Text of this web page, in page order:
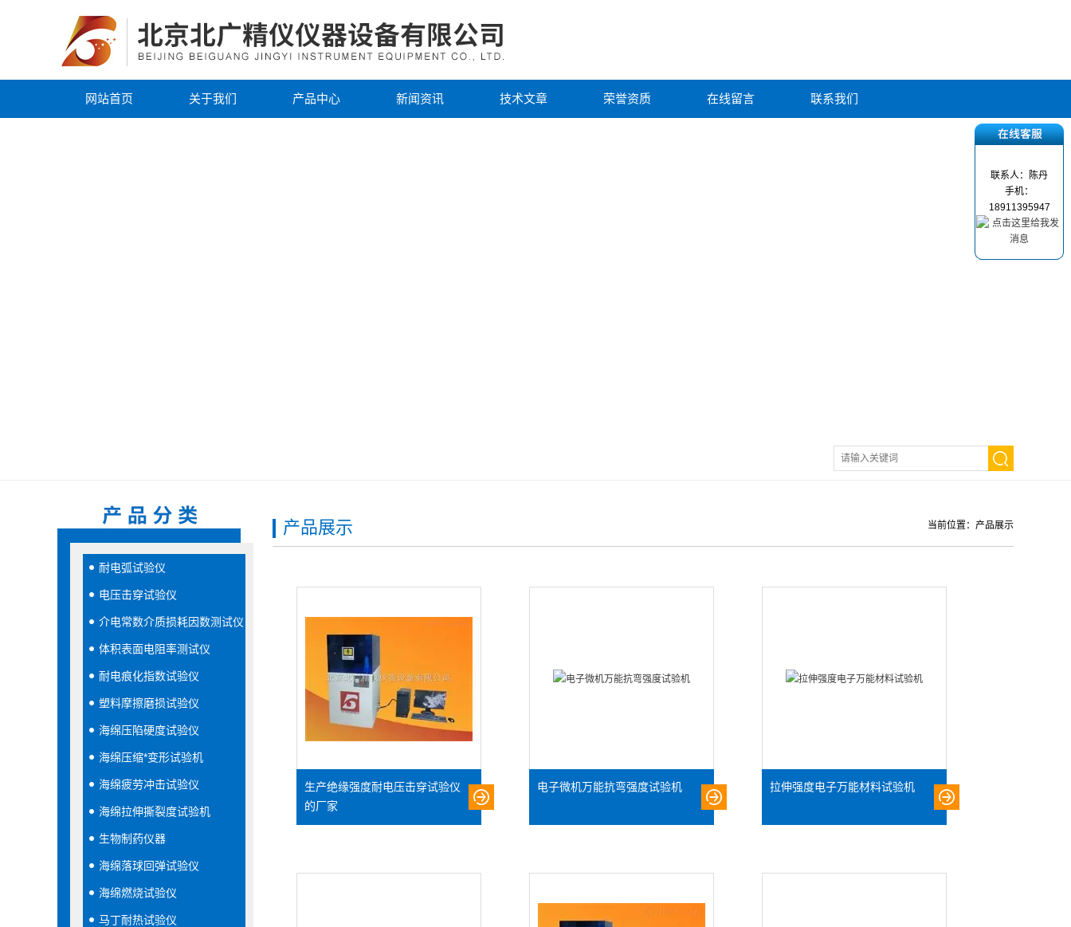
网站首页 关于我们 产品中心 新闻资讯 技术文章 荣誉资质 在线留言 联系我们
耐电弧试验仪
电压击穿试验仪
介电常数介质损耗因数测试仪
体积表面电阻率测试仪
耐电痕化指数试验仪
塑料摩擦磨损试验仪
海绵压陷硬度试验仪
海绵压缩*变形试验机
海绵疲劳冲击试验仪
海绵拉伸撕裂度试验机
生物制药仪器
海绵落球回弹试验仪
海绵燃烧试验仪
马丁耐热试验仪
当前位置： 产品展示
产品展示
生产绝缘强度耐电压击穿试验仪
的厂家
电子微机万能抗弯强度试验机 拉伸强度电子万能材料试验机
联系人：陈丹
手机：
18911395947